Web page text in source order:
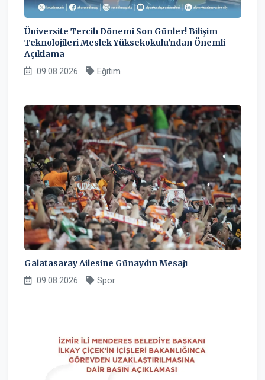
Üniversite Tercih Dönemi Son Günler! Bilişim
Teknolojileri Meslek Yüksekokulu'ndan Önemli
Açıklama
09.08.2026 Eğitim
Galatasaray Ailesine Günaydın Mesajı
09.08.2026 Spor